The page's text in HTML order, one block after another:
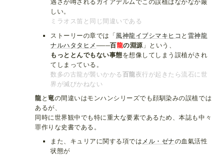
遇さが噂されるガイアデルムでこの誤植はなかなか厳
しい。
ミラオス笛と同じ間違いである
ストーリーの章では「風神龍イブシマキヒコ と 雷神龍
ナルハタタヒメ ───百龍の淵源 」という、
もっととんでもない事態を想像してしまう誤植がされ
てしまっている。
数多の古龍が襲いかかる 百龍夜行が起きたら流石に世
界が滅びかねない
龍 と竜の間違いはモンハンシリーズでも顔馴染みの誤植では
あるが、
同時に世界観中でも特に重大な要素であるため、本誌も中々
罪作りな史書である。
また、キュリアに関する項では メル・ゼナの血氣活性
状態が